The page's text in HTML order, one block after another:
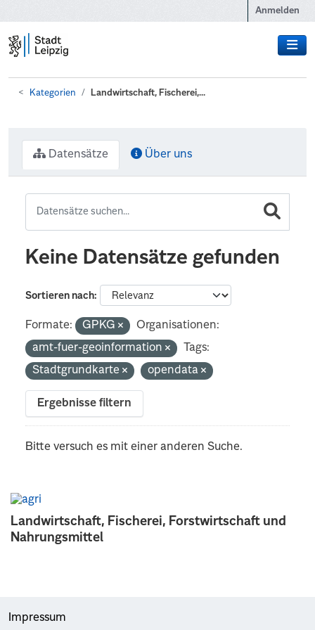
Anmelden
Kategorien Landwirtschaft, Fischerei,...
Landwirtschaft, Fischerei, Forstwirtschaft und
Nahrungsmittel
Datensätze Über uns
Keine Datensätze gefunden
Sortieren nach
Formate: GPKG
Organisationen:
amt-fuer-geoinformation
Tags:
Stadtgrundkarte
opendata
Ergebnisse filtern
Bitte versuch es mit einer anderen Suche.
Impressum